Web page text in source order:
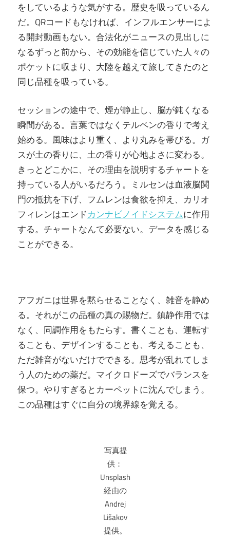
をしているような気がする。歴史を吸っているん
だ。QRコードもなければ、インフルエンサーによ
る開封動画もない。合法化がニュースの見出しに
なるずっと前から、その効能を信じていた人々の
ポケットに収まり、大陸を越えて旅してきたのと
同じ品種を吸っている。
セッションの途中で、煙が静止し、脳が鈍くなる
瞬間がある。言葉ではなくテルペンの香りで考え
始める。風味はより重く、より丸みを帯びる。ガ
スが土の香りに、土の香りが心地よさに変わる。
きっとどこかに、その理由を説明するチャートを
持っている人がいるだろう。ミルセンは血液脳関
門の抵抗を下げ、フムレンは食欲を抑え、カリオ
フィレンはエンドカンナビノイドシステムに作用
する。チャートなんて必要ない。データを感じる
ことができる。
アフガニは世界を黙らせることなく、雑音を静め
る。それがこの品種の真の賜物だ。鎮静作用では
なく、同調作用をもたらす。書くことも、運転す
ることも、デザインすることも、考えることも、
ただ雑音がないだけでできる。思考が乱れてしま
う人のための薬だ。マイクロドーズでバランスを
保つ。やりすぎるとカーペットに沈んでしまう。
この品種はすぐに自分の境界線を覚える。
写真提
供：
Unsplash
経由の
Andrej
Lišakov
提供。